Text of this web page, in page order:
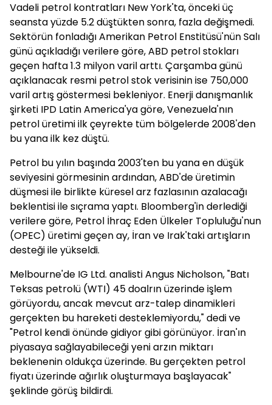
Vadeli petrol kontratları New York'ta, önceki üç
seansta yüzde 5.2 düştükten sonra, fazla değişmedi.
Sektörün fonladığı Amerikan Petrol Enstitüsü'nün Salı
günü açıkladığı verilere göre, ABD petrol stokları
geçen hafta 1.3 milyon varil arttı. Çarşamba günü
açıklanacak resmi petrol stok verisinin ise 750,000
varil artış göstermesi bekleniyor. Enerji danışmanlık
şirketi IPD Latin America'ya göre, Venezuela'nın
petrol üretimi ilk çeyrekte tüm bölgelerde 2008'den
bu yana ilk kez düştü.
Petrol bu yılın başında 2003'ten bu yana en düşük
seviyesini görmesinin ardından, ABD'de üretimin
düşmesi ile birlikte küresel arz fazlasının azalacağı
beklentisi ile sıçrama yaptı. Bloomberg'in derlediği
verilere göre, Petrol İhraç Eden Ülkeler Topluluğu'nun
(OPEC) üretimi geçen ay, İran ve Irak'taki artışların
desteği ile yükseldi.
Melbourne'de IG Ltd. analisti Angus Nicholson, "Batı
Teksas petrolü (WTI) 45 doalrın üzerinde işlem
görüyordu, ancak mevcut arz-talep dinamikleri
gerçekten bu hareketi desteklemiyordu," dedi ve
"Petrol kendi önünde gidiyor gibi görünüyor. İran'ın
piyasaya sağlayabileceği yeni arzın miktarı
beklenenin oldukça üzerinde. Bu gerçekten petrol
fiyatı üzerinde ağırlık oluşturmaya başlayacak"
şeklinde görüş bildirdi.